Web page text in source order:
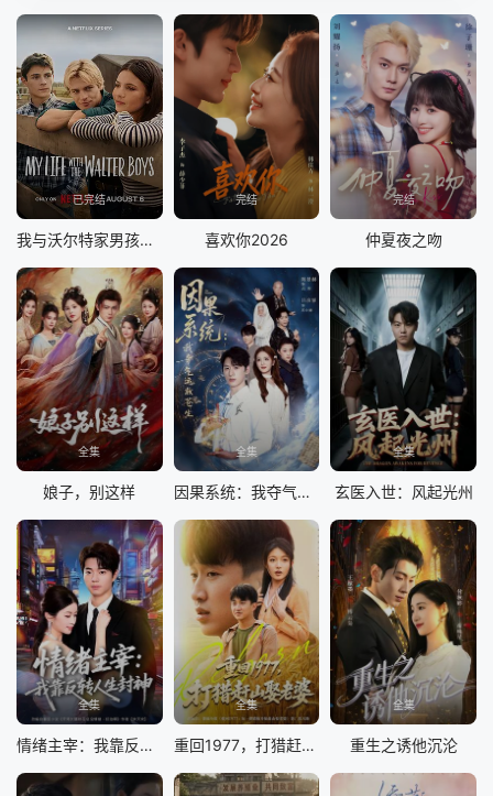
已完结
我与沃尔特家男孩的生活第三季
完结
喜欢你2026
完结
仲夏夜之吻
全集
娘子，别这样
全集
因果系统：我夺气运救苍生
全集
玄医入世：风起光州
全集
情绪主宰：我靠反转人生封神
全集
重回1977，打猎赶山娶老婆
全集
重生之诱他沉沦